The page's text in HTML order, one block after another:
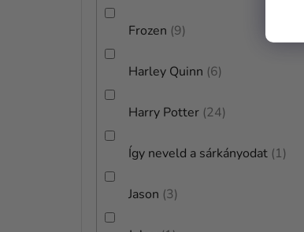
Frozen 9
Harley Quinn 6
Harry Potter 24
Így neveld a sárkányodat 1
Jason 3
Gyermek jelmez – Black Panther
14 990 Ft